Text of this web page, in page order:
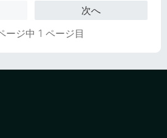
次へ
ージ中 1 ページ目